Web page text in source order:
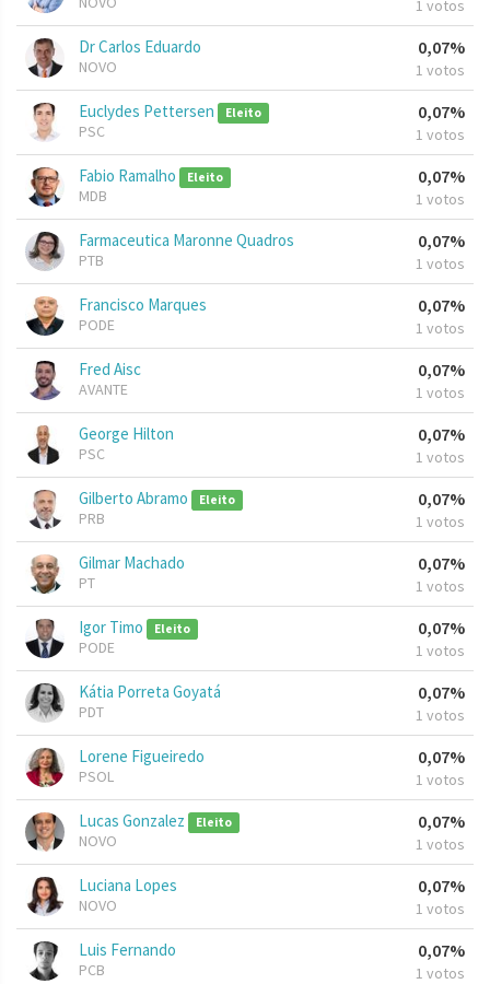
1 votos
Dr Carlos Eduardo
NOVO
0,07%
1 votos
Euclydes Pettersen Eleito
PSC
0,07%
1 votos
Fabio Ramalho Eleito
MDB
0,07%
1 votos
Farmaceutica Maronne Quadros
PTB
0,07%
1 votos
Francisco Marques
PODE
0,07%
1 votos
Fred Aisc
AVANTE
0,07%
1 votos
George Hilton
PSC
0,07%
1 votos
Gilberto Abramo Eleito
PRB
0,07%
1 votos
Gilmar Machado
PT
0,07%
1 votos
Igor Timo Eleito
PODE
0,07%
1 votos
Kátia Porreta Goyatá
PDT
0,07%
1 votos
Lorene Figueiredo
PSOL
0,07%
1 votos
Lucas Gonzalez Eleito
NOVO
0,07%
1 votos
Luciana Lopes
NOVO
0,07%
1 votos
Luis Fernando
PCB
0,07%
1 votos